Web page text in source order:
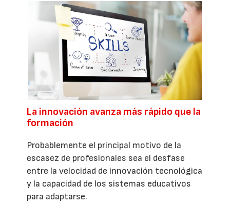
La innovación avanza más rápido que la
formación
Probablemente el principal motivo de la
escasez de profesionales sea el desfase
entre la velocidad de innovación tecnológica
y la capacidad de los sistemas educativos
para adaptarse.